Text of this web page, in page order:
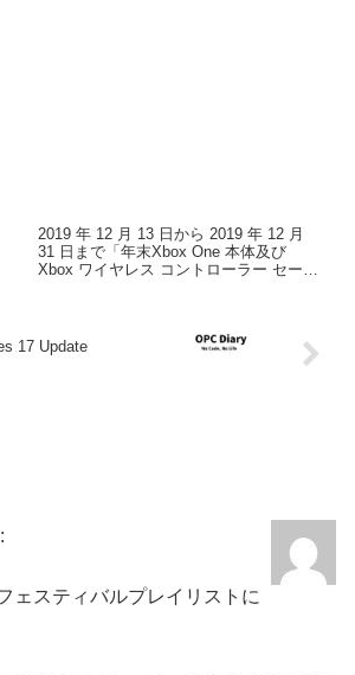
2019 年 12 月 13 日から 2019 年 12 月
31 日まで「年末Xbox One 本体及び
Xbox ワイヤレス コントローラー セール
17 Update
ェスティバルプレイリストに